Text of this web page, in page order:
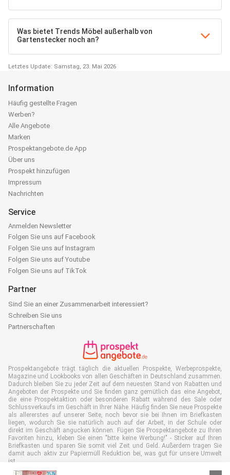
Was bietet Trends Möbel außerhalb von
Gartenstecker noch an?
Letztes Update: Samstag, 23. Mai 2026
Information
Häufig gestellte Fragen
Werben?
Alle Angebote
Marken
Prospektangebote.de App
Über uns
Prospekt hinzufügen
Impressum
Nachrichten
Service
Anmelden Newsletter
Folgen Sie uns auf Facebook
Folgen Sie uns auf Instagram
Folgen Sie uns auf Youtube
Folgen Sie uns auf TikTok
Partner
Sind Sie an einer Zusammenarbeit interessiert?
Schreiben Sie uns
Partnerschaften
Prospektangebote trägt täglich die aktuellen Prospekte, Werbeprospekte,
Magazine und Lookbooks von allen Geschäften in Deutschland zusammen.
Dadurch bleiben Sie zu jeder Zeit auf dem neuesten Stand von Rabatten und
Angeboten der Prospekte und Sie finden ganz gemütlich das eine Angebot,
die eine Prospektaktion oder besonderen Rabatt während des Sale oder
Schlussverkaufs im Geschäft in Ihrer Nähe. Häufig finden Sie neue Prospekte
als allererstes auf unserer Seite, noch bevor sie bei Ihnen im Briefkasten
liegen, wodurch Sie sie natürlich auch auf der Arbeit, in der Schule oder
direkt im Geschäft angucken können. Fügen Sie Prospektangebote zu Ihren
Favoriten hinzu, kleben Sie einen "bitte keine Werbung!" - Sticker auf Ihren
Briefkasten und sparen Sie somit viel Zeit und Geld. Außerdem tragen Sie
damit auch aktiv zur Papiermüll Reduktion bei, was gut für unsere Umwelt
ist.